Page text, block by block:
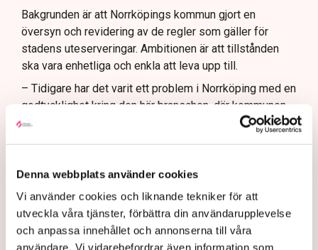
Denna webbplats använder cookies
Vi använder cookies och liknande tekniker för att
utveckla våra tjänster, förbättra din användarupplevelse
och anpassa innehållet och annonserna till våra
användare. Vi vidarebefordrar även information som
uteserveringar.
Lindas Kula ställer in uteserveringen för
sommaren.
Bakgrunden är att Norrköpings kommun gjort en
översyn och revidering av de regler som gäller för
stadens uteserveringar. Ambitionen är att tillstånden
ska vara enhetliga och enkla att leva upp till.
– Tidigare har det varit ett problem i Norrköping med en
godtycklighet kring den här branschen, där kommunen
tillåtit vissa krögare att göra saker som andra inte fått
regionchef i Östergötland.
Upprörda företagare
I korthet innebär förändringen att en del av det som
kallas allmän platsmark ändras till att bli så kallad